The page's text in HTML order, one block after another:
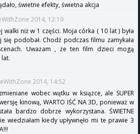
świetne efekty, świetna akcja
2014, 12:19
walki niż w 1 części. Moja córka ( 10 lat ) była
podobał. Chodź podczas filmu zamykała
Uważam , że ten film dzieci mogą
2014, 14:52
wobec wątku w książce, ale SUPER
kinową, WARTO IŚĆ NA 3D, ponieważ w
bardzo dobrze wykorzystana. ŚWIETNE
nie wiedziałam kiedy upływnęło mi te prawie 3